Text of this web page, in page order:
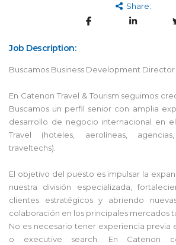
Share:
Job Description:
Buscamos Business Development Director
En Catenon Travel & Tourism seguimos
Buscamos un perfil senior con amplia
desarrollo de negocio internacional en
Travel (hoteles, aerolíneas,
traveltechs).
El objetivo del puesto es impulsar la
nuestra división especializada,
clientes estratégicos y abriendo
colaboración en los principales mercados
No es necesario tener experiencia previa
o executive search. En Catenon